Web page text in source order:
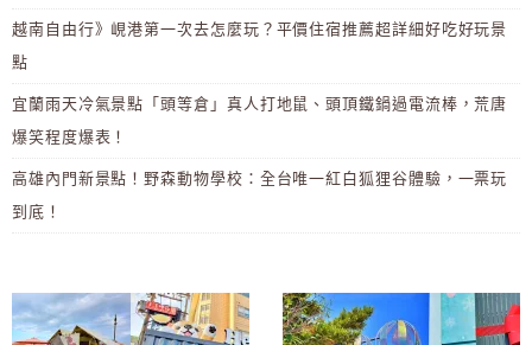
越南自由行》峴港第一次去怎麼玩？平價住宿推薦超詳細好吃好玩景
點
宜蘭雨天冷氣景點「頭等倉」真人打地鼠、頭頂鐵鍋過電流棒，荒唐
爆笑程度爆表！
高雄內門新景點！野森動物學校：全台唯一紅白狐狸谷體驗，一票玩
到底！